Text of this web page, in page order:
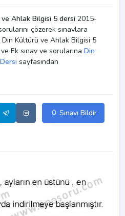
Ahlak Bilgisi 5 dersi 2015-
çözerek sınavlara
Din Kültürü ve Ahlak Bilgisi 5
Ek sınav ve sorularına Din
sayfasından
Sınavı Bildir